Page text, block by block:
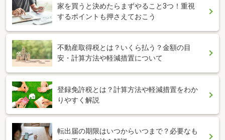
家を買うと決めたらまずやること3つ！重視
するポイントも押さえておこう
不動産取得税とは？いくら払う？金額の目
安・計算方法や軽減措置について
登録免許税とは？計算方法や軽減措置をわか
りやすく解説
転出届の期限はいつからいつまで？必要なも